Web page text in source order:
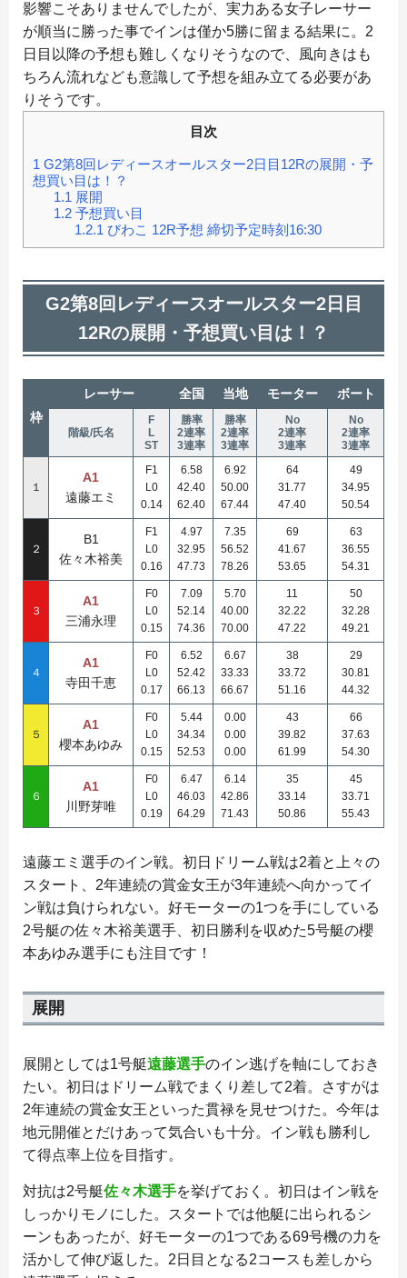
影響こそありませんでしたが、実力ある女子レーサー
が順当に勝った事でインは僅か5勝に留まる結果に。2
日目以降の予想も難しくなりそうなので、風向きはも
ちろん流れなども意識して予想を組み立てる必要があ
りそうです。
目次
1 G2第8回レディースオールスター2日目12Rの展開・予
想買い目は！？
1.1 展開
1.2予想買い目
1.2.1 びわこ 12R予想 締切予定時刻16:30
G2第8回レディースオールスター2日目
12Rの展開・予想買い目は！？
枠
レーサー 全国 当地 モーター ボート
階級/氏名
F
L
ST
勝率
2連率
3連率
勝率
2連率
3連率
No
2連率
3連率
No
2連率
3連率
１
A1
遠藤エミ
F1
L0
0.14
6.58
42.40
62.40
6.92
50.00
67.44
64
31.77
47.40
49
34.95
50.54
２
B1
佐々木裕美
F1
L0
0.16
4.97
32.95
47.73
7.35
56.52
78.26
69
41.67
53.65
63
36.55
54.31
３
A1
三浦永理
F0
L0
0.15
7.09
52.14
74.36
5.70
40.00
70.00
11
32.22
47.22
50
32.28
49.21
４
A1
寺田千恵
F0
L0
0.17
6.52
52.42
66.13
6.67
33.33
66.67
38
33.72
51.16
29
30.81
44.32
５
A1
櫻本あゆみ
F0
L0
0.15
5.44
34.34
52.53
0.00
0.00
0.00
43
39.82
61.99
66
37.63
54.30
６
A1
川野芽唯
F0
L0
0.19
6.47
46.03
64.29
6.14
42.86
71.43
35
33.14
50.86
45
33.71
55.43
遠藤エミ選手のイン戦。初日ドリーム戦は2着と上々の
スタート、2年連続の賞金女王が3年連続へ向かってイ
ン戦は負けられない。好モーターの1つを手にしている
2号艇の佐々木裕美選手、初日勝利を収めた5号艇の櫻
本あゆみ選手にも注目です！
展開
展開としては1号艇遠藤選手のイン逃げを軸にしておき
たい。初日はドリーム戦でまくり差して2着。さすがは
2年連続の賞金女王といった貫禄を見せつけた。今年は
地元開催とだけあって気合いも十分。イン戦も勝利し
て得点率上位を目指す。
対抗は2号艇佐々木選手を挙げておく。初日はイン戦を
しっかりモノにした。スタートでは他艇に出られるシ
ーンもあったが、好モーターの1つである69号機の力を
活かして伸び返した。2日目となる2コースも差しから